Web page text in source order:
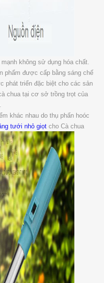
không sử dụng hóa chất.
phẩm được cấp bằng sáng chế
phát triển đặc biệt cho các sản
chua tại cơ sở trồng trọt của
khác nhau do thụ phấn hoóc
tưới nhỏ giọt cho Cà chua